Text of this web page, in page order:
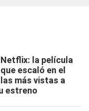
Netflix: la película
escaló en el
más vistas a
estreno